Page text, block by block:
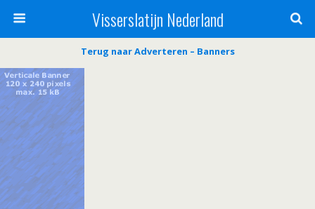
Visserslatijn Nederland
Terug naar Adverteren – Banners